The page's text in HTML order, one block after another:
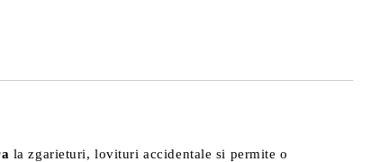
la zgarieturi, lovituri accidentale si permite o